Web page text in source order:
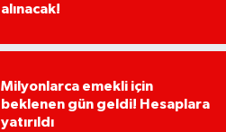
alınacak!
Milyonlarca emekli için
beklenen gün geldi! Hesaplara
yatırıldı